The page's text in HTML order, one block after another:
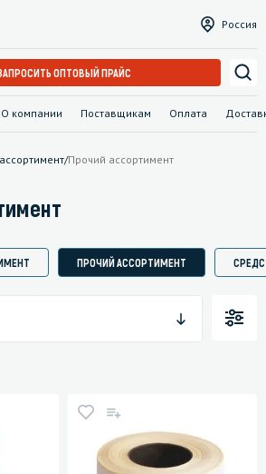
О компании Поставщикам Оплата
Россия
ОПТОВЫЙ ПРАЙС
/Прочий ассортимент
ПРОЧИЙ АССОРТИМЕНТ